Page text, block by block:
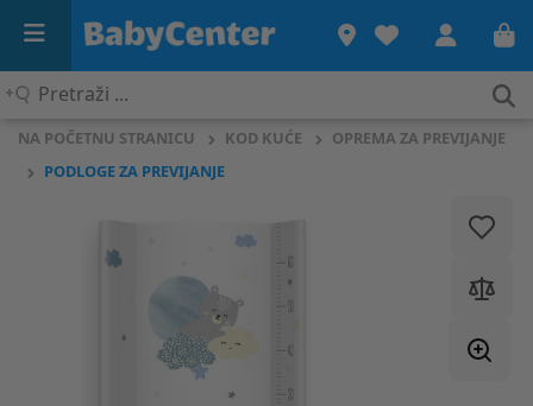
Pretraži
NA POČETNU STRANICU KOD KUĆE
OPREMA ZA PREVIJANJE
PODLOGE ZA PREVIJANJE